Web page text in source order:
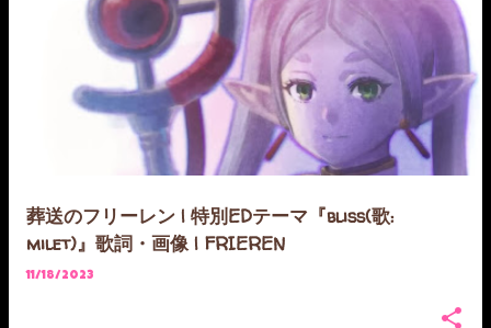
葬送のフリーレン | 特別EDテーマ『bliss(歌:
milet)』歌詞・画像 | FRIEREN
11/18/2023